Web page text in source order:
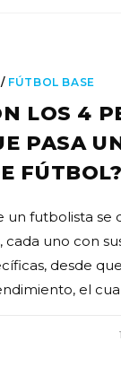
/ FÚTBOL BASE
LOS 4
PASA
FÚTBOL?
un futbolista se
uno con
desde
el